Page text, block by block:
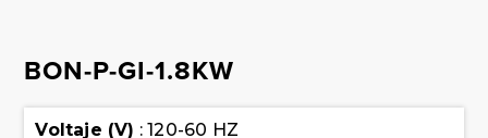
BON-P-GI-1.8KW
Voltaje (V) : 120-60 HZ